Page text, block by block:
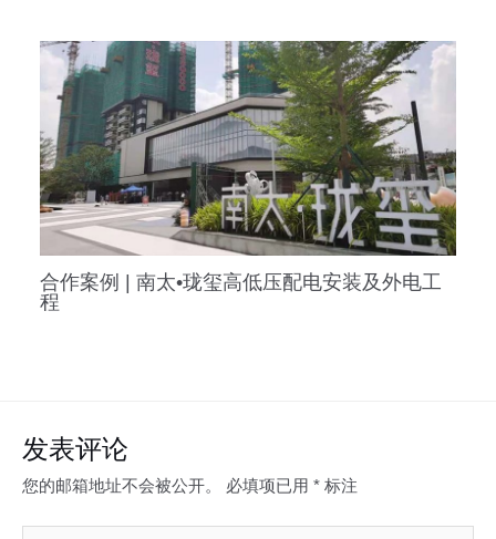
合作案例 | 南太•珑玺高低压配电安装及外电工
程
发表评论
您的邮箱地址不会被公开。 必填项已用 * 标注